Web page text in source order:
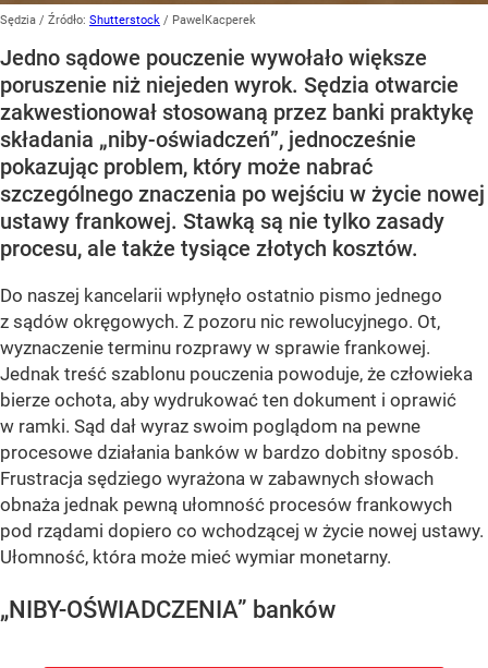
Sędzia / Źródło: Shutterstock / PawelKacperek
Jedno sądowe pouczenie wywołało większe
poruszenie niż niejeden wyrok. Sędzia otwarcie
zakwestionował stosowaną przez banki praktykę
składania „niby-oświadczeń”, jednocześnie
pokazując problem, który może nabrać
szczególnego znaczenia po wejściu w życie nowej
ustawy frankowej. Stawką są nie tylko zasady
procesu, ale także tysiące złotych kosztów.
Do naszej kancelarii wpłynęło ostatnio pismo jednego
z sądów okręgowych. Z pozoru nic rewolucyjnego. Ot,
wyznaczenie terminu rozprawy w sprawie frankowej.
Jednak treść szablonu pouczenia powoduje, że człowieka
bierze ochota, aby wydrukować ten dokument i oprawić
w ramki. Sąd dał wyraz swoim poglądom na pewne
procesowe działania banków w bardzo dobitny sposób.
Frustracja sędziego wyrażona w zabawnych słowach
obnaża jednak pewną ułomność procesów frankowych
pod rządami dopiero co wchodzącej w życie nowej ustawy.
Ułomność, która może mieć wymiar monetarny.
„NIBY-OŚWIADCZENIA” banków